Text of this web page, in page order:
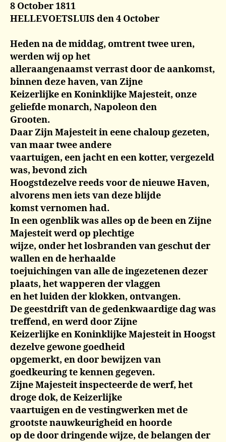
8 October 1811
HELLEVOETSLUIS den 4 October
Heden na de middag, omtrent twee uren,
werden wij op het
alleraangenaamst verrast door de aankomst,
binnen deze haven, van Zijne
Keizerlijke en Koninklijke Majesteit, onze
geliefde monarch, Napoleon den
Grooten.
Daar Zijn Majesteit in eene chaloup gezeten,
van maar twee andere
vaartuigen, een jacht en een kotter, vergezeld
was, bevond zich
Hoogstdezelve reeds voor de nieuwe Haven,
alvorens men iets van deze blijde
komst vernomen had.
In een ogenblik was alles op de been en Zijne
Majesteit werd op plechtige
wijze, onder het losbranden van geschut der
wallen en de herhaalde
toejuichingen van alle de ingezetenen dezer
plaats, het wapperen der vlaggen
en het luiden der klokken, ontvangen.
De geestdrift van de gedenkwaardige dag was
treffend, en werd door Zijne
Keizerlijke en Koninklijke Majesteit in Hoogst
dezelve gewone goedheid
opgemerkt, en door bewijzen van
goedkeuring te kennen gegeven.
Zijne Majesteit inspecteerde de werf, het
droge dok, de Keizerlijke
vaartuigen en de vestingwerken met de
grootste nauwkeurigheid en hoorde
op de door dringende wijze, de belangen der